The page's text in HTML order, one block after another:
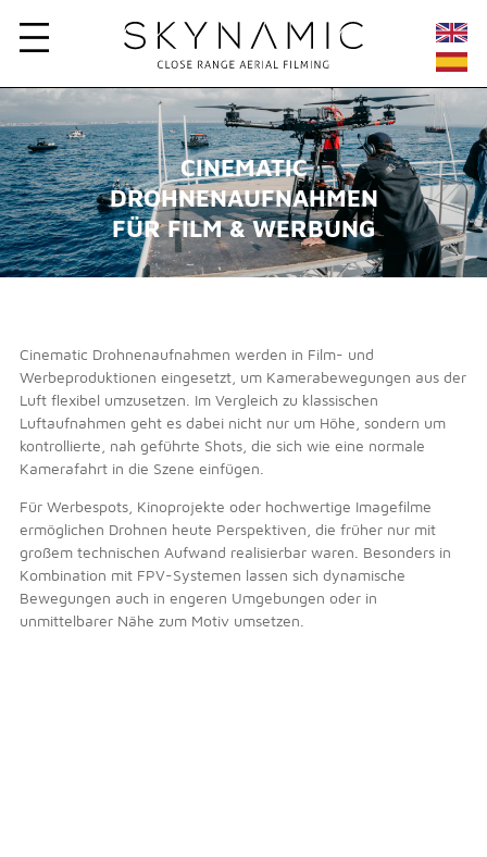
CINEMATIC
DROHNENAUFNAHMEN
FÜR FILM & WERBUNG
Cinematic Drohnenaufnahmen werden in Film- und
Werbeproduktionen eingesetzt, um Kamerabewegungen aus der
Luft flexibel umzusetzen. Im Vergleich zu klassischen
Luftaufnahmen geht es dabei nicht nur um Höhe, sondern um
kontrollierte, nah geführte Shots, die sich wie eine normale
Kamerafahrt in die Szene einfügen.
Für Werbespots, Kinoprojekte oder hochwertige Imagefilme
ermöglichen Drohnen heute Perspektiven, die früher nur mit
großem technischen Aufwand realisierbar waren. Besonders in
Kombination mit FPV-Systemen lassen sich dynamische
Bewegungen auch in engeren Umgebungen oder in
unmittelbarer Nähe zum Motiv umsetzen.